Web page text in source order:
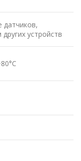
датчиков,
устройств